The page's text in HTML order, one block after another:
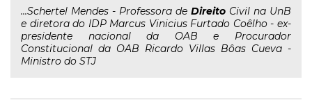
...Schertel Mendes - Professora de Direito Civil na UnB
e diretora do IDP Marcus Vinicius Furtado Coêlho - ex-
presidente nacional da OAB e Procurador
Constitucional da OAB Ricardo Villas Bôas Cueva -
Ministro do STJ